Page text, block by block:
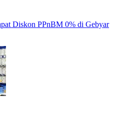
Diskon PPnBM 0% di Gebyar